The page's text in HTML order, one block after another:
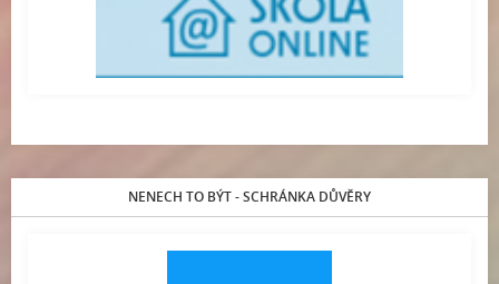
NENECH TO BÝT - SCHRÁNKA DŮVĚRY